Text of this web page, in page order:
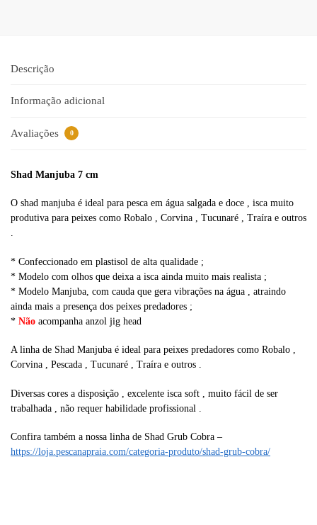
Descrição
Informação adicional
Avaliações 0
Shad Manjuba 7 cm
O shad manjuba é ideal para pesca em água salgada e doce , isca muito
produtiva para peixes como Robalo , Corvina , Tucunaré , Traíra e outros
.
* Confeccionado em plastisol de alta qualidade ;
* Modelo com olhos que deixa a isca ainda muito mais realista ;
* Modelo Manjuba, com cauda que gera vibrações na água , atraindo
ainda mais a presença dos peixes predadores ;
* Não acompanha anzol jig head
A linha de Shad Manjuba é ideal para peixes predadores como Robalo ,
Corvina , Pescada , Tucunaré , Traíra e outros .
Diversas cores a disposição , excelente isca soft , muito fácil de ser
trabalhada , não requer habilidade profissional .
Confira também a nossa linha de Shad Grub Cobra –
https://loja.pescanapraia.com/categoria-produto/shad-grub-cobra/